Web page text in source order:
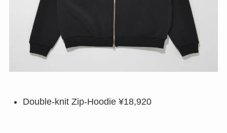
Double-knit Zip-Hoodie ¥18,920